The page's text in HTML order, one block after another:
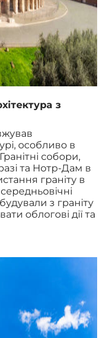
з
особливо в
собори,
та Нотр-Дам в
граніту в
з граніту
облогові дії та